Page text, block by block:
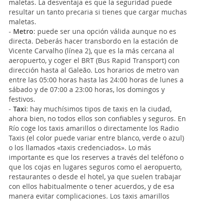
maletas. La desventaja es que la seguridad puede
resultar un tanto precaria si tienes que cargar muchas
maletas.
- Metro: puede ser una opción válida aunque no es
directa. Deberás hacer transbordo en la estación de
Vicente Carvalho (línea 2), que es la más cercana al
aeropuerto, y coger el BRT (Bus Rapid Transport) con
dirección hasta al Galeão. Los horarios de metro van
entre las 05:00 horas hasta las 24:00 horas de lunes a
sábado y de 07:00 a 23:00 horas, los domingos y
festivos.
- Taxi: hay muchísimos tipos de taxis en la ciudad,
ahora bien, no todos ellos son confiables y seguros. En
Río coge los taxis amarillos o directamente los Radio
Taxis (el color puede variar entre blanco, verde o azul)
o los llamados «taxis credenciados». Lo más
importante es que los reserves a través del teléfono o
que los cojas en lugares seguros como el aeropuerto,
restaurantes o desde el hotel, ya que suelen trabajar
con ellos habitualmente o tener acuerdos, y de esa
manera evitar complicaciones. Los taxis amarillos